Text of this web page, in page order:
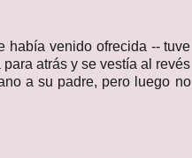
había venido ofrecida -- tuve
atrás y se vestía al revés
a su padre, pero luego no